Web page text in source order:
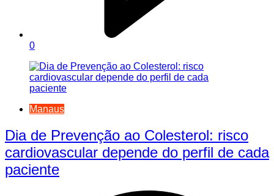
0
Manaus
Dia de Prevenção ao Colesterol: risco
cardiovascular depende do perfil de cada
paciente